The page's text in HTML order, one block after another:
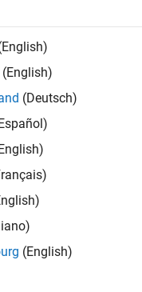
(English)
(Deutsch)
(English)